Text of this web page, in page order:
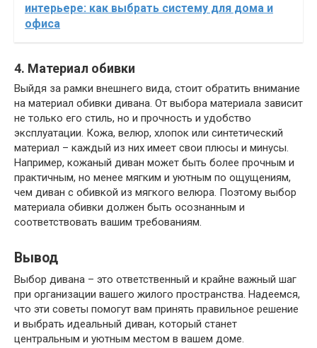
интерьере: как выбрать систему для дома и
офиса
4. Материал обивки
Выйдя за рамки внешнего вида, стоит обратить внимание
на материал обивки дивана. От выбора материала зависит
не только его стиль, но и прочность и удобство
эксплуатации. Кожа, велюр, хлопок или синтетический
материал – каждый из них имеет свои плюсы и минусы.
Например, кожаный диван может быть более прочным и
практичным, но менее мягким и уютным по ощущениям,
чем диван с обивкой из мягкого велюра. Поэтому выбор
материала обивки должен быть осознанным и
соответствовать вашим требованиям.
Вывод
Выбор дивана – это ответственный и крайне важный шаг
при организации вашего жилого пространства. Надеемся,
что эти советы помогут вам принять правильное решение
и выбрать идеальный диван, который станет
центральным и уютным местом в вашем доме.